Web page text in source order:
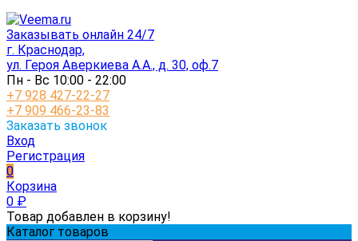
Заказывать онлайн 24/7
г. Краснодар,
ул. Героя Аверкиева А.А., д. 30, оф.7
Пн - Вс 10:00 - 22:00
+7 928 427-22-27
+7 909 466-23-83
Заказать звонок
Вход
Регистрация
0
Корзина
0 ₽
Товар добавлен в корзину!
Каталог товаров